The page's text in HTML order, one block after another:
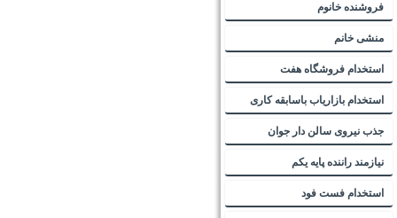
فروشنده خانوم
منشی خانم
استخدام فروشگاه هفت
استخدام بازاریاب باسابقه کاری
جذب نیروی سالن دار جوان
نیازمند راننده پایه یکم
استخدام فست فود